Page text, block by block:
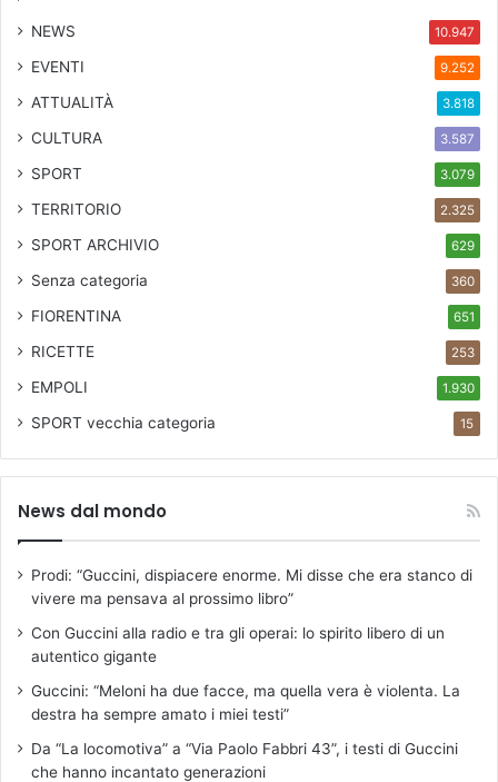
NEWS 10.947
EVENTI 9.252
ATTUALITÀ 3.818
CULTURA 3.587
SPORT 3.079
TERRITORIO 2.325
SPORT ARCHIVIO 629
Senza categoria 360
FIORENTINA 651
RICETTE 253
EMPOLI 1.930
SPORT vecchia categoria 15
News dal mondo
Prodi: “Guccini, dispiacere enorme. Mi disse che era stanco di
vivere ma pensava al prossimo libro”
Con Guccini alla radio e tra gli operai: lo spirito libero di un
autentico gigante
Guccini: “Meloni ha due facce, ma quella vera è violenta. La
destra ha sempre amato i miei testi”
Da “La locomotiva” a “Via Paolo Fabbri 43”, i testi di Guccini
che hanno incantato generazioni